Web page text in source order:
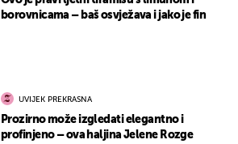
borovnicama – baš osvježava i jako je fin
UVIJEK PREKRASNA
Prozirno može izgledati elegantno i
profinjeno – ova haljina Jelene Rozge